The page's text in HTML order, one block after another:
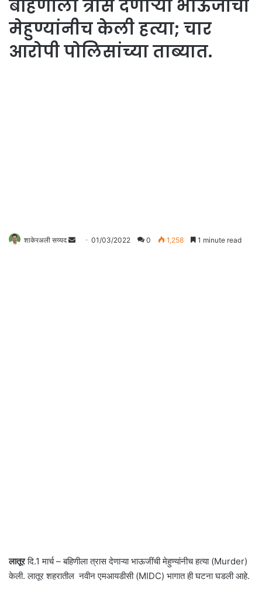
बहिणीला त्रास देणाऱ्या भाऊजींची
मेहुण्यांनीच केली हत्या; चार
आरोपी पोलिसांच्या ताब्यात.
शाकेरअली सय्यद 01/03/2022 0 1,258 1 minute read
लातूरदि.1 मार्च – बहिणीला त्रास देणाऱ्या भाऊजींची मेहुण्यांनीच हत्या (Murder)
केली. लातूर शहरातील नवीन एमआयडीसी (MIDC) भागात ही घटना घडली आहे.